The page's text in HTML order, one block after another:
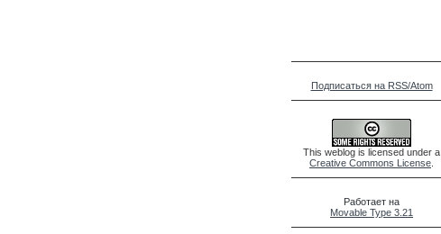
Подписаться на RSS/Atom
This weblog is licensed under a
Creative Commons License
Работает на
Movable Type 3.21